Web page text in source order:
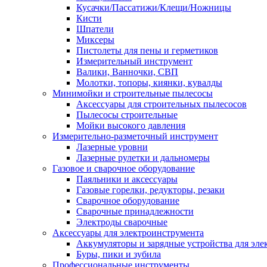
Кусачки/Пассатижи/Клещи/Ножницы
Кисти
Шпатели
Миксеры
Пистолеты для пены и герметиков
Измерительный инструмент
Валики, Ванночки, СВП
Молотки, топоры, киянки, кувалды
Минимойки и строительные пылесосы
Аксессуары для строительных пылесосов
Пылесосы строительные
Мойки высокого давления
Измерительно-разметочный инструмент
Лазерные уровни
Лазерные рулетки и дальномеры
Газовое и сварочное оборудование
Паяльники и аксессуары
Газовые горелки, редукторы, резаки
Сварочное оборудование
Сварочные принадлежности
Электроды сварочные
Аксессуары для электроинструмента
Аккумуляторы и зарядные устройства для
Буры, пики и зубила
Профессиональные инструменты